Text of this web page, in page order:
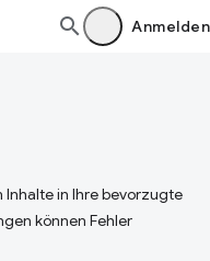
Anmelden
in Ihre bevorzugte
können Fehler